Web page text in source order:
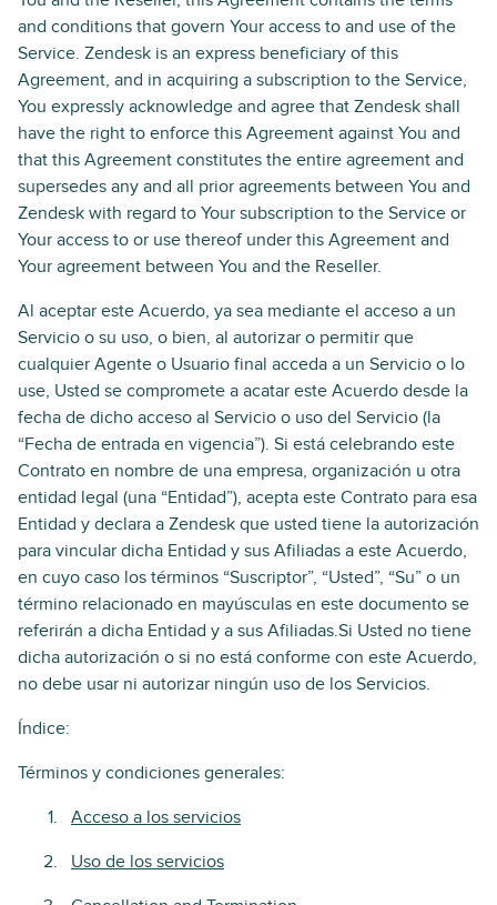
and conditions that govern Your access to and use of the
Service. Zendesk is an express beneficiary of this
Agreement, and in acquiring a subscription to the Service,
You expressly acknowledge and agree that Zendesk shall
have the right to enforce this Agreement against You and
that this Agreement constitutes the entire agreement and
supersedes any and all prior agreements between You and
Zendesk with regard to Your subscription to the Service or
Your access to or use thereof under this Agreement and
Your agreement between You and the Reseller.
Al aceptar este Acuerdo, ya sea mediante el acceso a un
Servicio o su uso, o bien, al autorizar o permitir que
cualquier Agente o Usuario final acceda a un Servicio o lo
use, Usted se compromete a acatar este Acuerdo desde la
fecha de dicho acceso al Servicio o uso del Servicio (la
“Fecha de entrada en vigencia”). Si está celebrando este
Contrato en nombre de una empresa, organización u otra
entidad legal (una “Entidad”), acepta este Contrato para esa
Entidad y declara a Zendesk que usted tiene la autorización
para vincular dicha Entidad y sus Afiliadas a este Acuerdo,
en cuyo caso los términos “Suscriptor”, “Usted”, “Su” o un
término relacionado en mayúsculas en este documento se
referirán a dicha Entidad y a sus Afiliadas.Si Usted no tiene
dicha autorización o si no está conforme con este Acuerdo,
no debe usar ni autorizar ningún uso de los Servicios.
Índice:
Términos y condiciones generales:
Acceso a los servicios
Uso de los servicios